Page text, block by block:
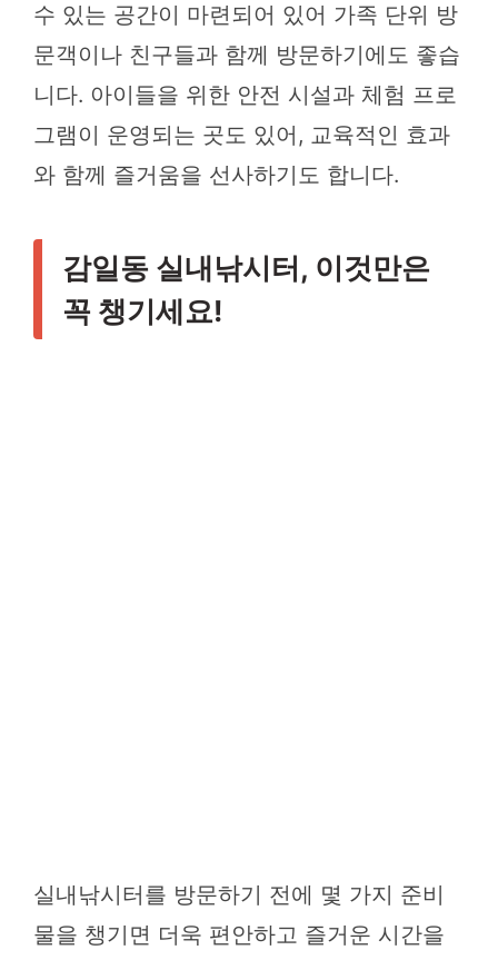
수 있는 공간이 마련되어 있어 가족 단위 방
문객이나 친구들과 함께 방문하기에도 좋습
니다. 아이들을 위한 안전 시설과 체험 프로
그램이 운영되는 곳도 있어, 교육적인 효과
와 함께 즐거움을 선사하기도 합니다.
감일동 실내낚시터, 이것만은
꼭 챙기세요!
실내낚시터를 방문하기 전에 몇 가지 준비
물을 챙기면 더욱 편안하고 즐거운 시간을